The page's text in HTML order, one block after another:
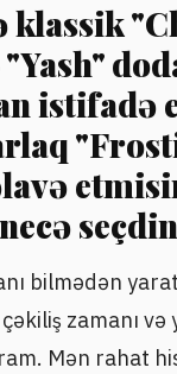
klassik
istifadə
bilmədən
zamanı və
Mən rahat